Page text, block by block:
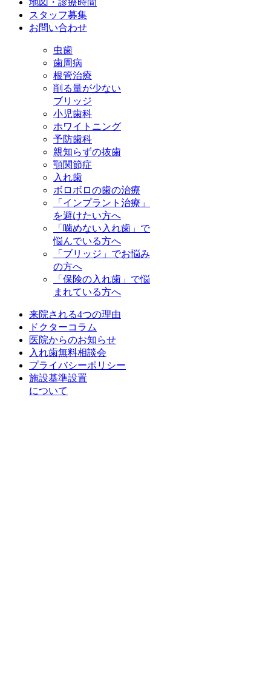
地図・診療時間
スタッフ募集
お問い合わせ
虫歯
歯周病
根管治療
削る量が少ない
ブリッジ
小児歯科
ホワイトニング
予防歯科
親知らずの抜歯
顎関節症
入れ歯
ボロボロの歯の治療
「インプラント治療」
を避けたい方へ
「噛めない入れ歯」で
悩んでいる方へ
「ブリッジ」でお悩み
の方へ
「保険の入れ歯」で悩
まれている方へ
来院される4つの理由
ドクターコラム
医院からのお知らせ
入れ歯無料相談会
プライバシーポリシー
施設基準設置
について